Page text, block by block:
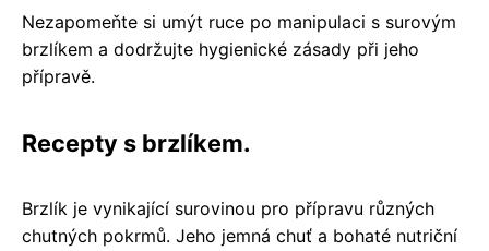
Nezapomeňte si umýt ruce po manipulaci s surovým
brzlíkem a dodržujte hygienické zásady při jeho
přípravě.
Recepty s brzlíkem.
Brzlík je vynikající surovinou pro přípravu různých
chutných pokrmů. Jeho jemná chuť a bohaté nutriční